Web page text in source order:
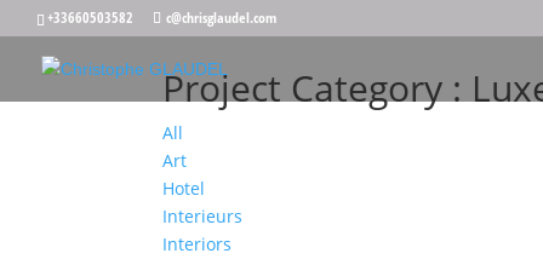
+33660503582 c@chrisglaudel.com
Project Category :
All
Art
Hotel
Interieurs
Interiors